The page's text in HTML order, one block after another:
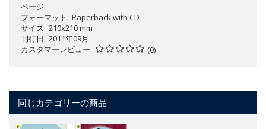
ページ
フォーマット
Paperback with CD
サイズ 210x210 mm
刊行日 2011年09月
カスタマーレビュー
(0)
同じカテゴリーの商品